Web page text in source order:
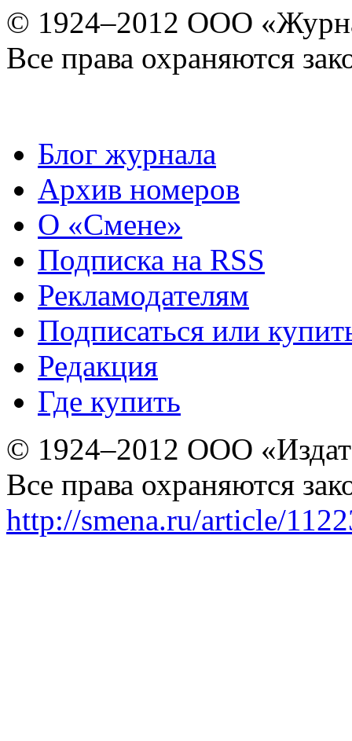
© 1924–2012 ООО
Все права охраняются
Блог журнала
Архив номеров
О «Смене»
Подписка на RSS
Рекламодателям
Подписаться или
Редакция
Где купить
© 1924–2012 ООО
Все права охраняются
http://smena.ru/article/